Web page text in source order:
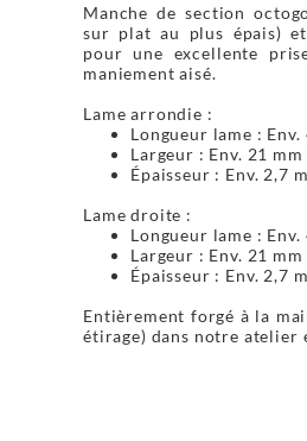
Manche de section
sur plat au plus épais)
pour une excellente
maniement aisé.
Lame arrondie :
Longueur lame : Env.
Largeur : Env. 21
Épaisseur : Env. 2,7
Lame droite :
Longueur lame : Env.
Largeur : Env. 21
Épaisseur : Env. 2,7
Entièrement forgé à la
étirage) dans notre atelier